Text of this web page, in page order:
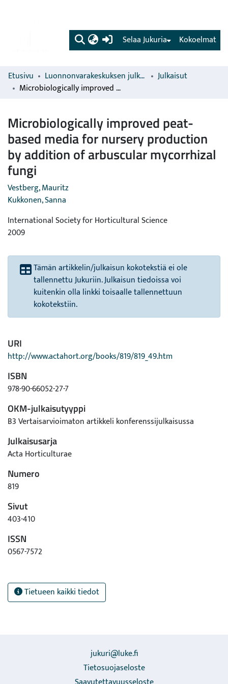
(current) Kokoelmat
Selaa Jukuria
Etusivu Luonnonvarakeskuksen julkaisut
Julkaisut
Microbiologically improved peat-based media for nursery production by addition of arbuscular mycorrhizal fungi
Microbiologically improved peat-
based media for nursery production
by addition of arbuscular mycorrhizal
fungi
Vestberg, Mauritz
Kukkonen, Sanna
International Society for Horticultural Science
2009
Tämän artikkelin/julkaisun kokotekstiä ei ole
tallennettu Jukuriin. Julkaisun tiedoissa voi
kuitenkin olla linkki toisaalle tallennettuun
kokotekstiin.
URI
http://www.actahort.org/books/819/819_49.htm
ISBN
978-90-66052-27-7
OKM-julkaisutyyppi
B3 Vertaisarvioimaton artikkeli konferenssijulkaisussa
Julkaisusarja
Acta Horticulturae
Numero
819
Sivut
403-410
ISSN
0567-7572
Tietueen kaikki tiedot
jukuri@luke.fi
Tietosuojaseloste